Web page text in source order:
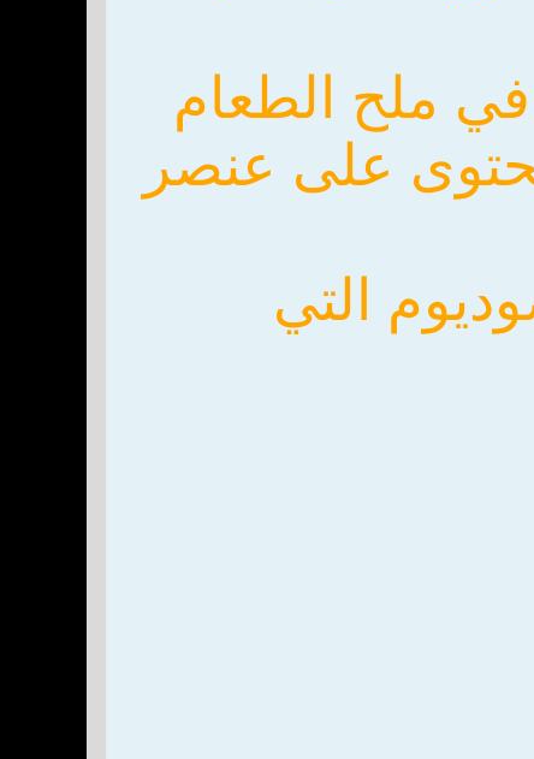
ملح الطعام
على عنصر
التي